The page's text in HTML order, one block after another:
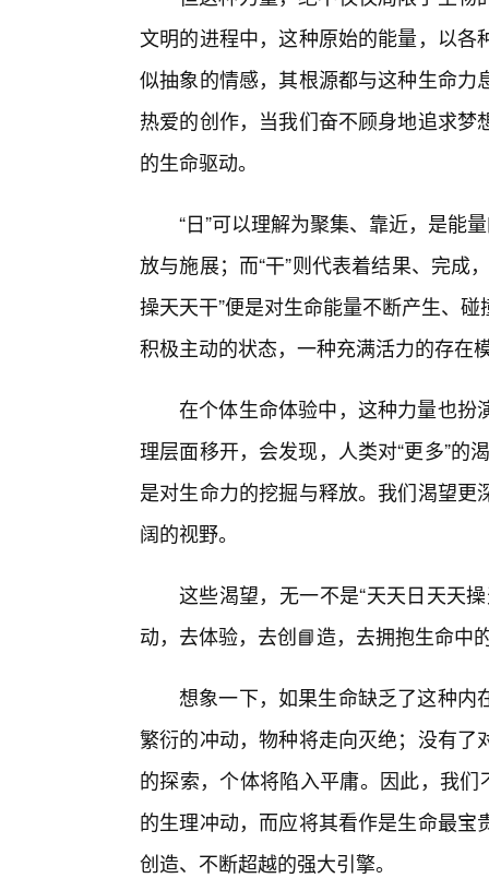
文明的进程中，这种原始的能量，以
似抽象的情感，其根源都与这种生命
热爱的创作，当我们奋不顾身地追求
的生命驱动。
“日”可以理解为聚集、靠近，是能
放与施展；而“干”则代表着结果、完成
操天天干”便是对生命能量不断产生、
积极主动的状态，一种充满活力的存在
在个体生命体验中，这种力量也扮
理层面移开，会发现，人类对“更多”的
是对生命力的挖掘与释放。我们渴望
阔的视野。
这些渴望，无一不是“天天日天天
动，去体验，去创📘造，去拥抱生命中
想象一下，如果生命缺乏了这种内
繁衍的冲动，物种将走向灭绝；没有
的探索，个体将陷入平庸。因此，我
的生理冲动，而应将其看作是生命最
创造、不断超越的强大引擎。